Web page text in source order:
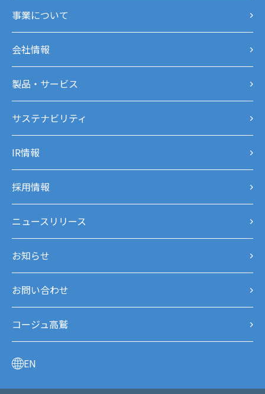
事業について
会社情報
製品・サービス
サステナビリティ
IR情報
採用情報
ニュースリリース
お知らせ
お問い合わせ
コージュ高鷲
EN